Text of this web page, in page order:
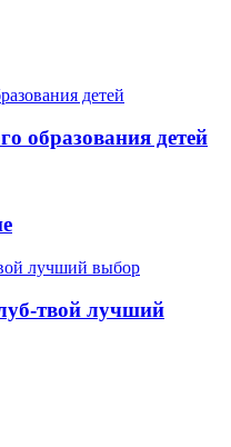
образования детей
твой лучший